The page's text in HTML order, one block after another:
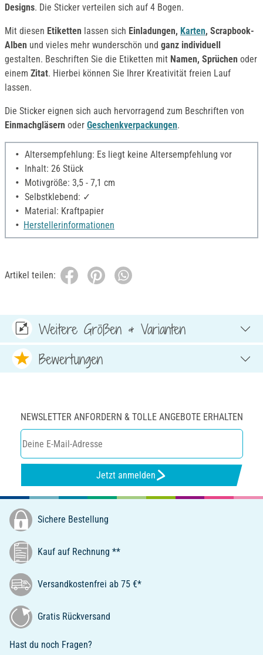
Designs. Die Sticker verteilen sich auf 4 Bogen.
Mit diesen Etiketten lassen sich Einladungen, Karten, Scrapbook-
Alben und vieles mehr wunderschön und ganz individuell
gestalten. Beschriften Sie die Etiketten mit Namen, Sprüchen oder
einem Zitat. Hierbei können Sie Ihrer Kreativität freien Lauf
lassen.
Die Sticker eignen sich auch hervorragend zum Beschriften von
Einmachgläsern oder Geschenkverpackungen.
Altersempfehlung: Es liegt keine Altersempfehlung vor
Inhalt: 26 Stück
Motivgröße: 3,5 - 7,1 cm
Selbstklebend: ✓
Material: Kraftpapier
Herstellerinformationen
Artikel teilen:
Weitere Größen & Varianten
Bewertungen
NEWSLETTER ANFORDERN & TOLLE ANGEBOTE ERHALTEN
Jetzt anmelden
Sichere Bestellung
Kauf auf Rechnung **
Versandkostenfrei ab 75 €*
Gratis Rückversand
Hast du noch Fragen?